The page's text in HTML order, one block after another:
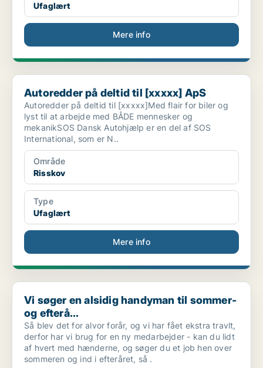
Ufaglært
Mere info
Autoredder på deltid til [xxxxx] ApS
Autoredder på deltid til [xxxxx] ApS
Autoredder på deltid til [xxxxx]Med flair for biler og
lyst til at arbejde med BÅDE mennesker og
mekanikSOS Dansk Autohjælp er en del af SOS
International, som er N..
Område
Risskov
Type
Ufaglært
Mere info
Vi søger en alsidig handyman til sommer- og efterå...
Vi søger en alsidig handyman til sommer-
og efterå...
Så blev det for alvor forår, og vi har fået ekstra travlt,
derfor har vi brug for en ny medarbejder - kan du lidt
af hvert med hænderne, og søger du et job hen over
sommeren og ind i efteråret, så .